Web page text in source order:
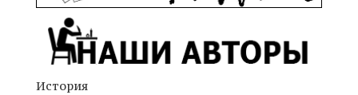
История